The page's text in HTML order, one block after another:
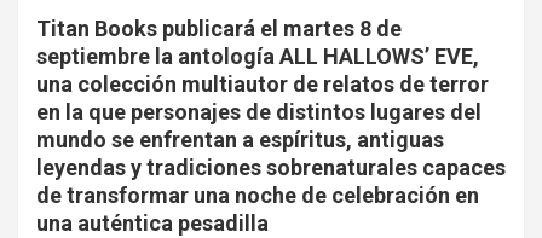
Titan Books publicará el martes 8 de
septiembre la antología ALL HALLOWS’ EVE,
una colección multiautor de relatos de terror
en la que personajes de distintos lugares del
mundo se enfrentan a espíritus, antiguas
leyendas y tradiciones sobrenaturales capaces
de transformar una noche de celebración en
una auténtica pesadilla